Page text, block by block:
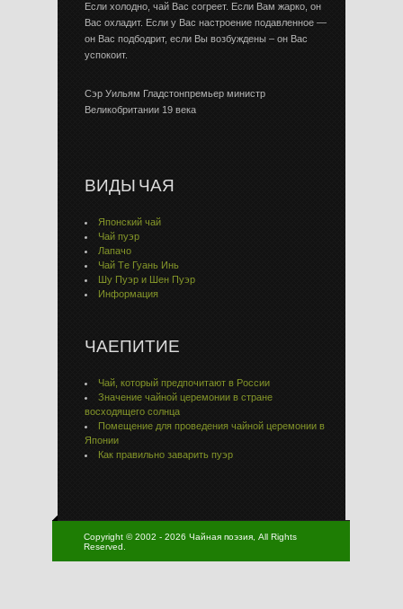
Если холодно, чай Вас согреет. Если Вам жарко, он
Вас охладит. Если у Вас настроение подавленное —
он Вас подбодрит, если Вы возбуждены – он Вас
успокоит.
Сэр Уильям Гладстонпремьер министр
Великобритании 19 века
ВИДЫ ЧАЯ
Японский чай
Чай пуэр
Лапачо
Чай Тe Гуaнь Инь
Шу Пуэр и Шен Пуэр
Информация
ЧАЕПИТИЕ
Чай, который предпочитают в России
Значение чайной церемонии в стране
восходящего солнца
Помещение для проведения чайной церемонии в
Японии
Как правильно заварить пуэр
Copyright © 2002 - 2026 Чайная поэзия, All Rights
Reserved.